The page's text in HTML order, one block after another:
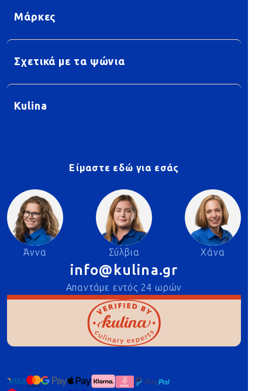
Μάρκες
Σχετικά με τα ψώνια
Kulina
Είμαστε εδώ για εσάς
Άννα Σύλβια Χάνα
info@kulina.gr
Απαντάμε εντός 24 ωρών